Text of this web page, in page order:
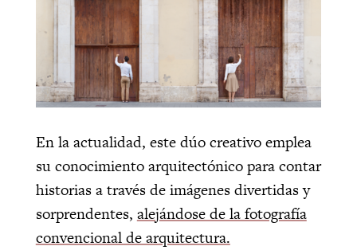
En la actualidad, este dúo creativo emplea
su conocimiento arquitectónico para contar
historias a través de imágenes divertidas y
sorprendentes, alejándose de la fotografía
convencional de arquitectura.